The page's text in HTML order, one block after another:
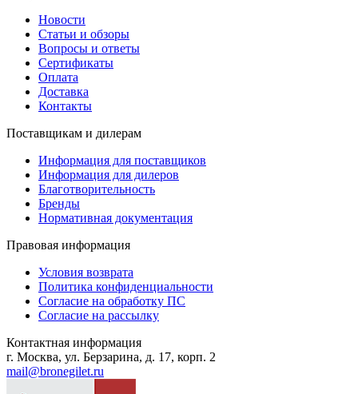
Новости
Статьи и обзоры
Вопросы и ответы
Сертификаты
Оплата
Доставка
Контакты
Поставщикам и дилерам
Информация для поставщиков
Информация для дилеров
Благотворительность
Бренды
Нормативная документация
Правовая информация
Условия возврата
Политика конфиденциальности
Согласие на обработку ПС
Согласие на рассылку
Контактная информация
г. Москва, ул. Берзарина, д. 17, корп. 2
mail@bronegilet.ru